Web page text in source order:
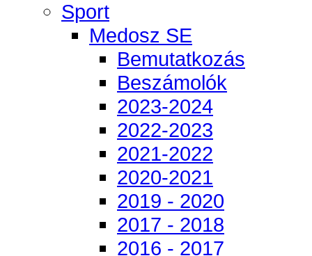
Sport
Medosz SE
Bemutatkozás
Beszámolók
2023-2024
2022-2023
2021-2022
2020-2021
2019 - 2020
2017 - 2018
2016 - 2017